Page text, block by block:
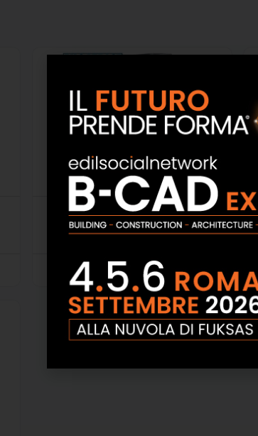
Fugatrice Tecno Edil Sistem
SCOPRI